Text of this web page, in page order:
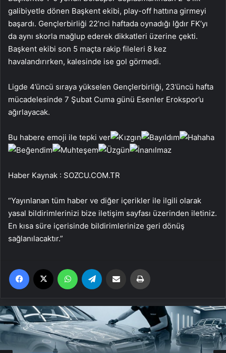
galibiyetle dönen Başkent ekibi, play-off hattına girmeyi
başardı. Gençlerbirliği 22’nci haftada oynadığı Iğdır FK’yı
da aynı skorla mağlup ederek dikkatleri üzerine çekti.
Başkent ekibi son 5 maçta rakip fileleri 8 kez
havalandırırken, kalesinde ise gol görmedi.
Ligde 4’üncü sıraya yükselen Gençlerbirliği, 23’üncü hafta
mücadelesinde 7 Şubat Cuma günü Esenler Erokspor’u
ağırlayacak.
Bu habere emoji ile tepki ver
Haber Kaynak : SOZCU.COM.TR
“Yayınlanan tüm haber ve diğer içerikler ile ilgili olarak
yasal bildirimlerinizi bize iletişim sayfası üzerinden iletiniz.
En kısa süre içerisinde bildirimlerinize geri dönüş
sağlanılacaktır.”
Facebook WhatsApp Email'den paylaş